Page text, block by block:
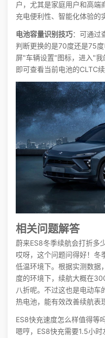
户，尤其是家庭用户和高端
充电便利性、智能化体验的
电池容量识别技巧：可通过
判断更换的是70度还是75
屏"车辆设置"图标，进入"
即可查看当前电池的CLTC
相关问题解答
蔚来ES8冬季续航会打折多
哎呀，这个问题问得好！冬
低温环境下。根据实测数据
度的环境下，续航大概在
八折呢。不过这也是电动车
热电池，能有效改善续航表
ES8快充速度怎么样值得等
嗯哼，ES8快充需要1.5小